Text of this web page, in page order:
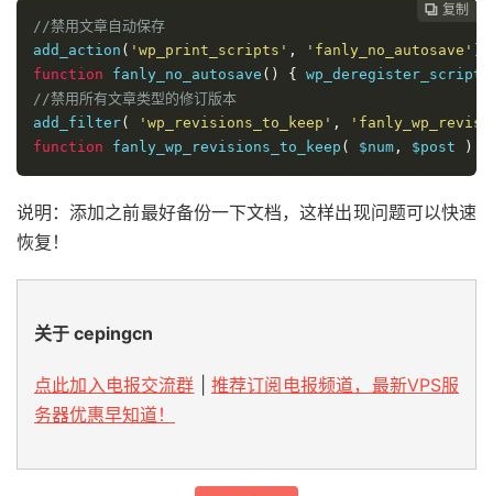
 复制
 复制
 复制
//禁用文章自动保存
add_action ( 'wp_print_scripts' , 'fanly_no_autosave'
function fanly_no_autosave () { wp_deregister_script
//禁用所有文章类型的修订版本
add_filter( 'wp_revisions_to_keep' ,
function fanly_wp_revisions_to_keep ( $num , $post )
说明：添加之前最好备份一下文档，这样出现问题可以快速
恢复！
关于 cepingcn
点此加入电报交流群
推荐订阅电报频道，最新VPS服
务器优惠早知道！